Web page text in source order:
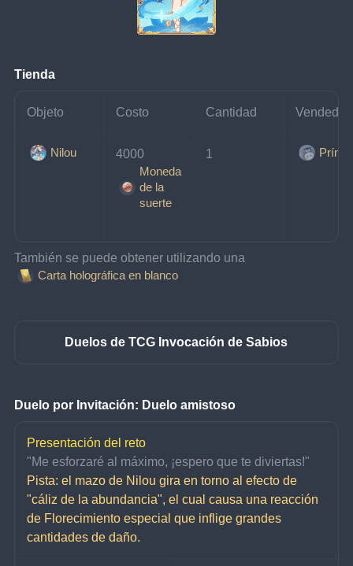
Tienda
Objeto Costo Cantidad Vendedor
Nilou
4000
Moneda
de la
suerte
1
También se puede obtener utilizando una
Carta holográfica en blanco
Duelos de TCG Invocación de Sabios
Duelo por Invitación: Duelo amistoso
Presentación del reto
"Me esforzaré al máximo, ¡espero que te diviertas!"
Pista: el mazo de Nilou gira en torno al efecto de
"cáliz de la abundancia", el cual causa una reacción
de Florecimiento especial que inflige grandes
cantidades de daño.